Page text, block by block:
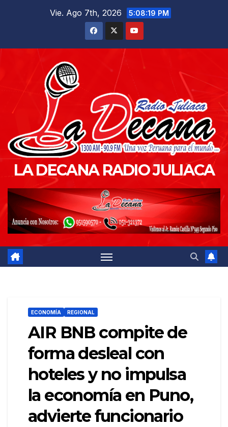
Vie. Ago 7th, 2026 5:08:20 PM
LA DECANA RADIO JULIACA
ECONOMÍA REGIONAL
AIR BNB compite de
forma desleal con
hoteles y no impulsa
la economía en Puno,
advierte funcionario